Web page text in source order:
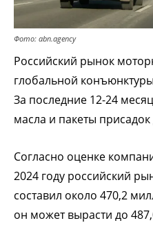
Фото: abn.agency
Российский рынок
глобальной
За последние 12-24
масла и пакеты присадок
Согласно оценке
2024 году российский
составил около 470,2
он может вырасти до